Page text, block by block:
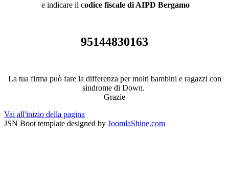
e indicare il codice fiscale di AIPD Bergamo
95144830163
La tua firma può fare la differenza per molti bambini e ragazzi con
sindrome di Down.
Grazie
Vai all'inizio della pagina
JSN Boot template designed by JoomlaShine.com